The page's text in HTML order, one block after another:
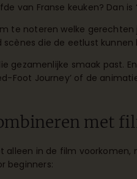
van Franse keuken? Dan is
te noteren welke
die de eetlust kunnen
gezamenlijke smaak past.
Foot Journey’ of de
met
alleen in de film
beginners: